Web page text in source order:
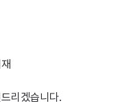
리겠습니다.